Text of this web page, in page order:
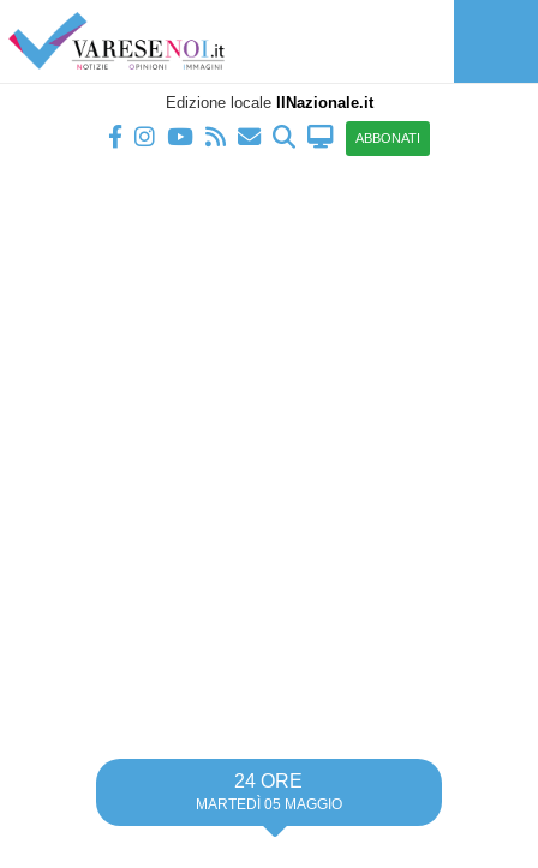
Edizione locale IlNazionale.it
ABBONATI
24 ORE
MARTEDÌ 05 MAGGIO